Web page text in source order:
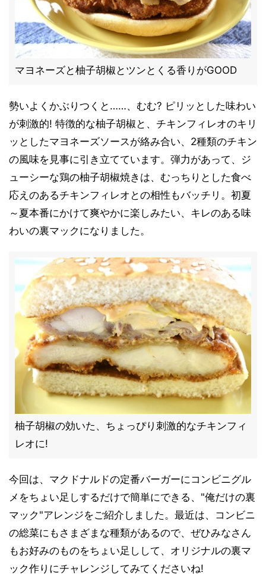
マヨネーズと柚子胡椒とツンとくる香りがGOOD
勢いよくかぶりつくと……、むむ? ピリッとした味わい
が刺激的! 特徴的な柚子胡椒と、チキンフィレオのキリ
ッとしたマヨネーズソースが絡み合い、2種類のチキン
の風味を見事に引き立てています。弾力があって、ジ
ューシーな鶏の柚子胡椒焼きは、むっちりとした食べ
応えのあるチキンフィレオとの相性もバッチリ。初夏
～夏本番にかけて爽やかに楽しみたい、キレのある味
わいの裏マックになりました。
柚子胡椒の効いた、ちょっぴり刺激的なチキンフィ
レオに!
今回は、マクドナルドの定番バーガーにコンビニグル
メをちょい足しするだけで簡単にできる、"俺だけの裏
マック"アレンジをご紹介しました。最近は、コンビニ
の総菜にもさまざまな種類があるので、ぜひみなさん
もお好みのものをちょい足しして、オリジナルの裏マ
ック作りにチャレンジしてみてくださいね!